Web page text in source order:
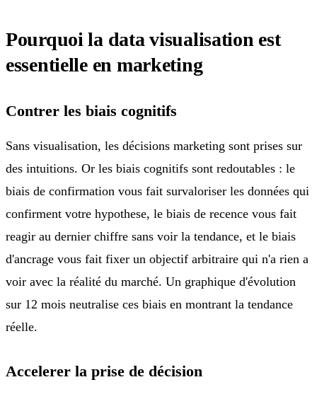
Pourquoi la data visualisation est
essentielle en marketing
Contrer les biais cognitifs
Sans visualisation, les décisions marketing sont prises sur
des intuitions. Or les biais cognitifs sont redoutables : le
biais de confirmation vous fait survaloriser les données qui
confirment votre hypothese, le biais de recence vous fait
reagir au dernier chiffre sans voir la tendance, et le biais
d'ancrage vous fait fixer un objectif arbitraire qui n'a rien a
voir avec la réalité du marché. Un graphique d'évolution
sur 12 mois neutralise ces biais en montrant la tendance
réelle.
Accelerer la prise de décision